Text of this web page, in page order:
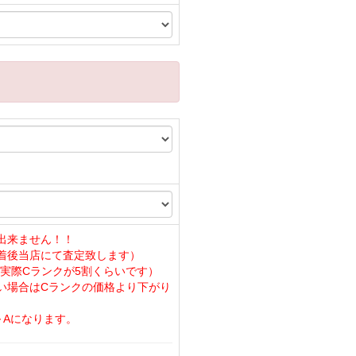
ません！！
当店にて査定致します）
際Cランクが5割くらいです）
合はCランクの価格より下がり
になります。